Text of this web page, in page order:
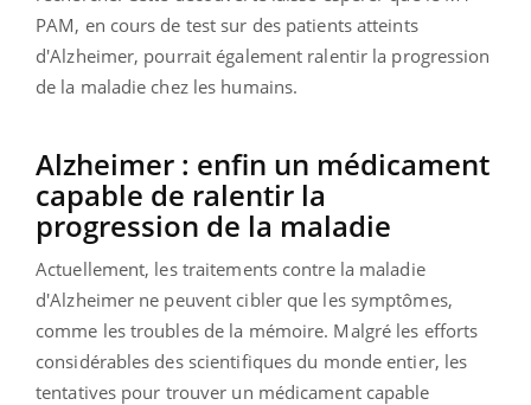
PAM, en cours de test sur des patients atteints
d'Alzheimer, pourrait également ralentir la progression
de la maladie chez les humains.
Alzheimer : enfin un médicament
capable de ralentir la
progression de la maladie
Actuellement, les traitements contre la maladie
d'Alzheimer ne peuvent cibler que les symptômes,
comme les troubles de la mémoire. Malgré les efforts
considérables des scientifiques du monde entier, les
tentatives pour trouver un médicament capable